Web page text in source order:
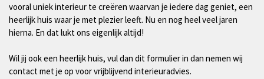
vooral uniek interieur te creëren waarvan je iedere dag geniet, een
heerlijk huis waar je met plezier leeft. Nu en nog heel veel jaren
hierna. En dat lukt ons eigenlijk altijd!
Wil jij ook een heerlijk huis, vul dan dit formulier in dan nemen wij
contact met je op voor vrijblijvend interieuradvies.